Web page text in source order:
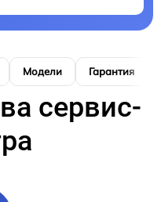
Модели Гарантия
сервис-